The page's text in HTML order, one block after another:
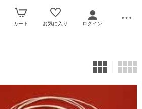
カート お気に入り ログイン